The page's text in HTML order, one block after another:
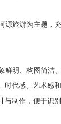
旅游为主题，充
明、构图简洁、
时代感、艺术感
与制作，便于识